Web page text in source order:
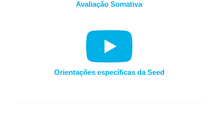
Avaliação Somativa
Orientações específicas da Seed